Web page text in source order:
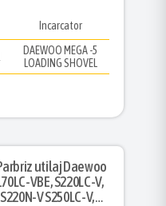
Incarcator
DAEWOO MEGA -5
LOADING SHOVEL
utilaj Daewoo
VBE, S220LC-V,
V S250LC-V,